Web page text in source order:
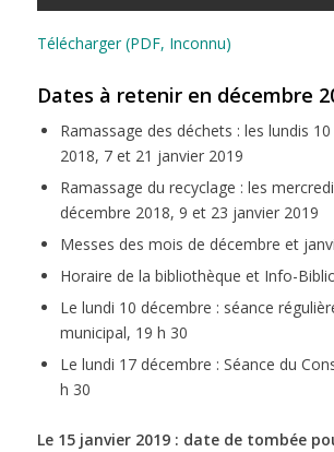
Télécharger (PDF, Inconnu)
Dates à retenir en décembre
Ramassage des déchets : les lundis
2018, 7 et 21 janvier 2019
Ramassage du recyclage : les
décembre 2018, 9 et 23 janvier 2019
Messes des mois de décembre et
Horaire de la bibliothèque et Info-
Le lundi 10 décembre : séance
municipal, 19 h 30
Le lundi 17 décembre : Séance du
h 30
Le 15 janvier 2019 : date de tombée